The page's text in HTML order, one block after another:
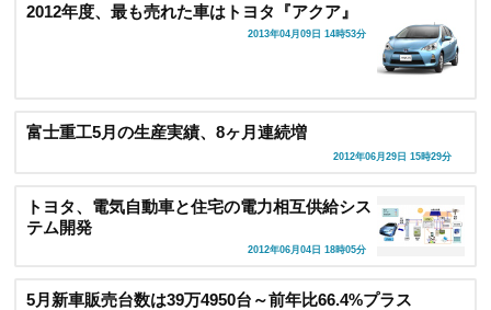
2012年度、最も売れた車はトヨタ『アクア』
2013年04月09日 14時53分
富士重工5月の生産実績、8ヶ月連続増
2012年06月29日 15時29分
トヨタ、電気自動車と住宅の電力相互供給シス
テム開発
2012年06月04日 18時05分
5月新車販売台数は39万4950台～前年比66.4%プラス